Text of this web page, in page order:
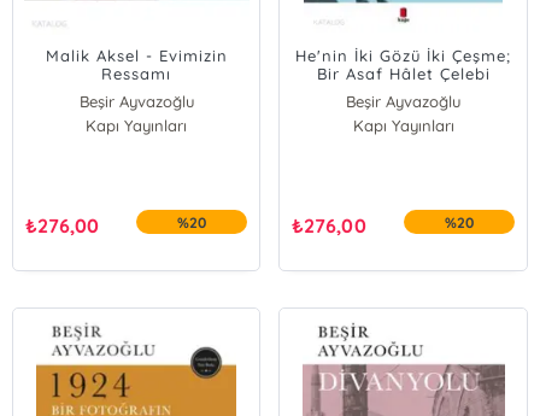
Malik Aksel - Evimizin
Ressamı
Beşir Ayvazoğlu
Kapı Yayınları
₺276,00 %20
He'nin İki Gözü İki Çeşme;
Bir Asaf Hâlet Çelebi
Beşir Ayvazoğlu
Kapı Yayınları
₺276,00 %20